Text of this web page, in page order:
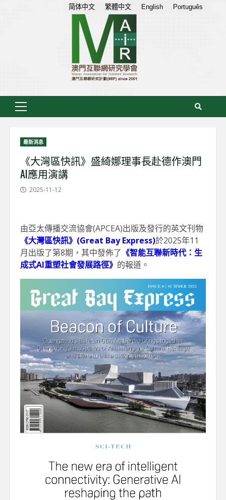
Primary
最新消息
《大灣區快訊》盛綺娜理事長赴德作澳門
AI應用演講
2025-11-12
由亞太傳播交流協會(APCEA)出版及發行的英文刊物
《大灣區快訊》(Great Bay Express)於2025年11
月出版了第8期，其中發佈了 《智能互聯新時代：生
成式AI重塑社會發展路徑》 的報道。
简体中文 繁體中文 English Português